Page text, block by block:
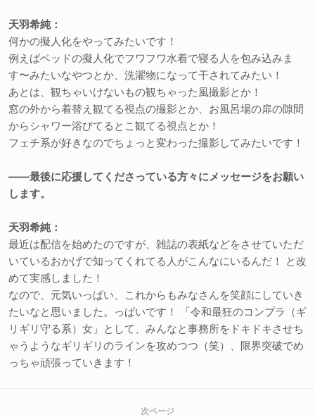
天羽希純：
何かの擬人化をやってみたいです！
例えばベッドの擬人化でフワフワ水着で寝る人を包み込みま
す〜みたいなやつとか、洗濯物になって干されてみたい！
あとは、観ちゃいけないもの観ちゃった風撮影とか！
窓の外から着替え観てる視点の撮影とか、お風呂場の扉の隙間
からシャワー浴びてるとこ観てる視点とか！
フェチ系が好きなのでちょっと変わった撮影してみたいです！
――最後に応援してくださっている方々にメッセージをお願い
します。
天羽希純：
最近は配信を始めたのですが、雑誌の表紙などをさせていただ
いているおかげで知ってくれてる人がこんなにいるんだ！ と改
めて実感しました！
なので、元気いっぱい、これからもみなさんを笑顔にしていき
たいなと思いました。っぱいです！ 「令和最狂のコンプラ（ギ
リギリ守る系）女」として、みんなと事務所をドキドキさせち
ゃうようなギリギリのラインを攻めつつ（笑）、限界突破でめ
っちゃ頑張っていきます！
次ページ